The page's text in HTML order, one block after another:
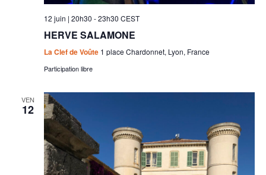
12 juin | 20h30 -23h30 CEST
HERVE SALAMONE
La Clef de Voûte 1 place Chardonnet, Lyon, France
Participation libre
VEN
12